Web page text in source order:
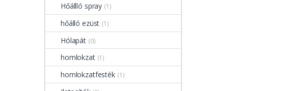
Hőállló spray (1)
hőálló ezüst (1)
Hólapát (0)
homlokzat (1)
homlokzatfesték (1)